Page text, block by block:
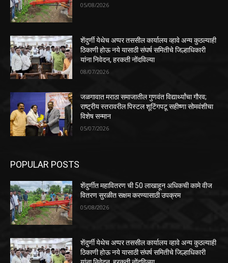
05/08/2026
शेंदुर्णी येथेच अप्पर तससील कार्यालय व्हावे अन्य कुठल्याही
ठिकाणी होऊ नये यासाठी संघर्ष समितीचे जिल्हाधिकारी
यांना निवेदन, हरकती नोंदविल्या
08/07/2026
जळगावात मराठा समाजातील गुणवंत विद्यार्थ्यांचा गौरव;
राष्ट्रीय स्तरावरील पिस्टल शूटिंगपटू सहीष्णा सोमवंशीचा
विशेष सन्मान
05/07/2026
POPULAR POSTS
शेंदुर्णीत महावितरण ची 50 लाखाहून अधिकची कामे वीज
वितरण सुरळीत सक्षम करण्यासाठी उपक्रम
05/08/2026
शेंदुर्णी येथेच अप्पर तससील कार्यालय व्हावे अन्य कुठल्याही
ठिकाणी होऊ नये यासाठी संघर्ष समितीचे जिल्हाधिकारी